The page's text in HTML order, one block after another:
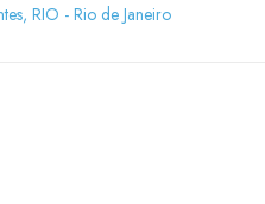
RIO - Rio de Janeiro